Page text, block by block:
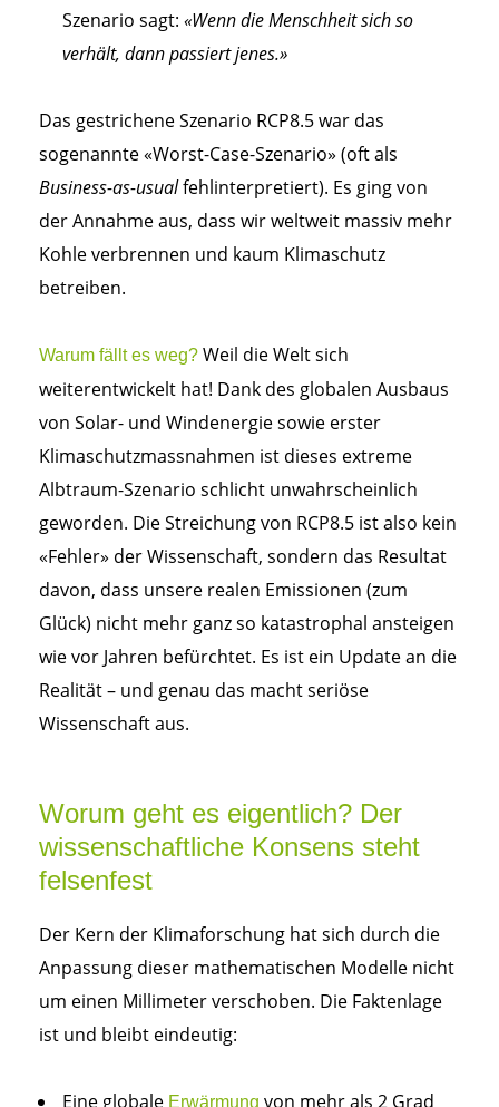
Szenario sagt: «Wenn die Menschheit sich so
verhält, dann passiert jenes.»
Das gestrichene Szenario RCP8.5 war das
sogenannte «Worst-Case-Szenario» (oft als
Business-as-usualfehlinterpretiert). Es ging von
der Annahme aus, dass wir weltweit massiv mehr
Kohle verbrennen und kaum Klimaschutz
betreiben.
Warum fällt es weg? Weil die Welt sich
weiterentwickelt hat! Dank des globalen Ausbaus
von Solar- und Windenergie sowie erster
Klimaschutzmassnahmen ist dieses extreme
Albtraum-Szenario schlicht unwahrscheinlich
geworden. Die Streichung von RCP8.5 ist also kein
«Fehler» der Wissenschaft, sondern das Resultat
davon, dass unsere realen Emissionen (zum
Glück) nicht mehr ganz so katastrophal ansteigen
wie vor Jahren befürchtet. Es ist ein Update an die
Realität – und genau das macht seriöse
Wissenschaft aus.
Worum geht es eigentlich? Der
wissenschaftliche Konsens steht
felsenfest
Der Kern der Klimaforschung hat sich durch die
Anpassung dieser mathematischen Modelle nicht
um einen Millimeter verschoben. Die Faktenlage
ist und bleibt eindeutig:
Eine globale Erwärmung von mehr als 2 Grad